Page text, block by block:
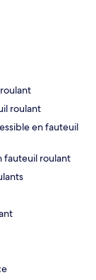
roulant
en fauteuil
fauteuil roulant